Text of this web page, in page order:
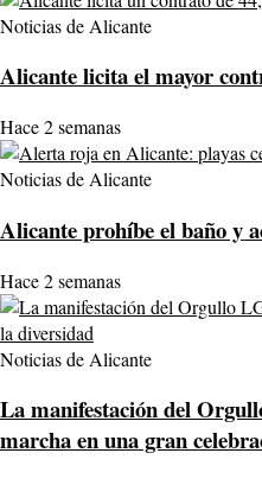
Noticias de Alicante
Alicante licita el mayor
Hace 2 semanas
Noticias de Alicante
Alicante prohíbe el baño y
Hace 2 semanas
Noticias de Alicante
La manifestación del
marcha en una gran